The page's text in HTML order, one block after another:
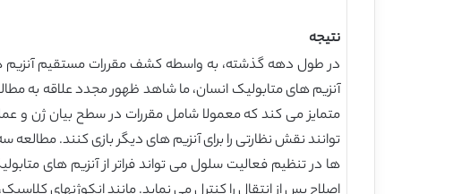
نتیجه
در طول دهه گذشته، به واسطه کشف مقررات مستقیم
آنزیم های متابولیک انسان، ما شاهد ظهور مجدد علاقه به
متمایز می کند که معمولا شامل مقررات در سطح بیان ژن و